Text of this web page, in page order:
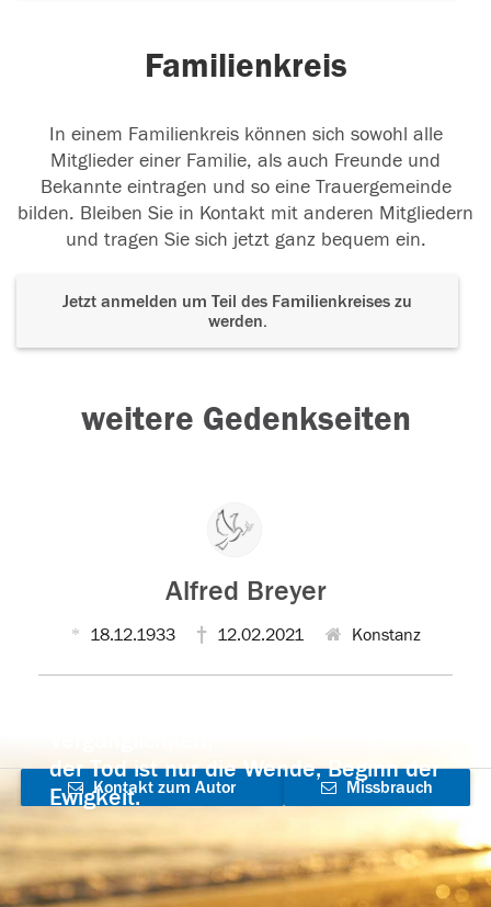
Familienkreis
In einem Familienkreis können sich sowohl alle
Mitglieder einer Familie, als auch Freunde und
Bekannte eintragen und so eine Trauergemeinde
bilden. Bleiben Sie in Kontakt mit anderen Mitgliedern
und tragen Sie sich jetzt ganz bequem ein.
Jetzt anmelden um Teil des Familienkreises zu
werden.
weitere Gedenkseiten
Alfred Breyer
18.12.1933 12.02.2021 Konstanz
der Tod ist nur die Wende, Beginn der
Ewigkeit.
Kontakt zum Autor
aufnehmen
Missbrauch